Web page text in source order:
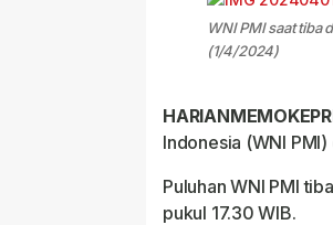
WNI PMI saat tiba
(1/4/2024)
Indonesia (WNI
Puluhan WNI PMI
pukul 17.30 WIB.